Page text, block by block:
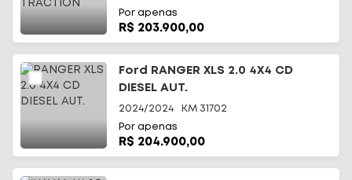
Por apenas
R$ 203.900,00
Ford RANGER XLS 2.0 4X4 CD
DIESEL AUT.
2024/2024 KM 31702
Por apenas
R$ 204.900,00